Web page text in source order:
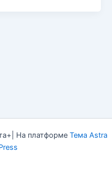
На платформе Тема Astra